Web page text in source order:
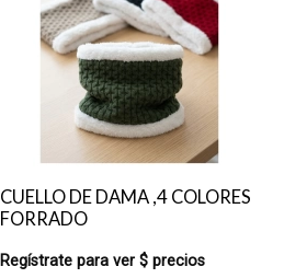
CUELLO DE DAMA ,4 COLORES
FORRADO
Regístrate para ver $ precios